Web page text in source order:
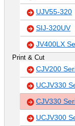
UJV55-320
SIJ-320UV
JV400LX
Print & Cut
CJV200
UCJV330
CJV330
UCJV300